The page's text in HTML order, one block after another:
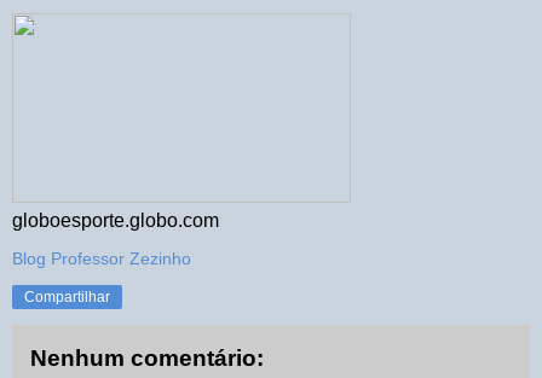
globoesporte.globo.com
Blog Professor Zezinho
Compartilhar
Nenhum comentário: